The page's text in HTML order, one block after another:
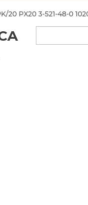
20 PX20 3-521-48-0